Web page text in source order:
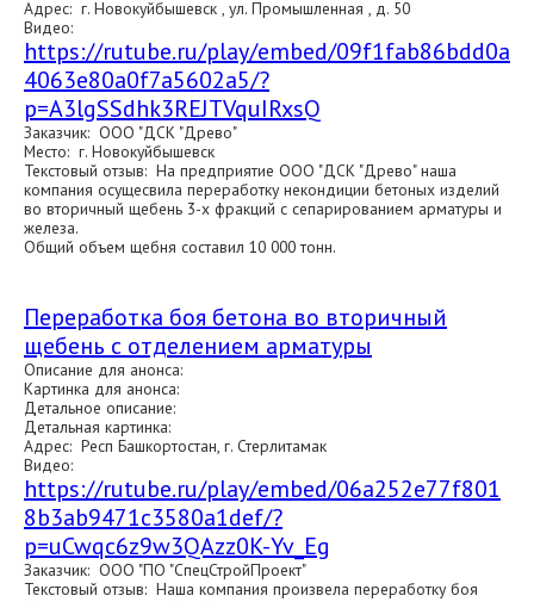
Адрес: г. Новокуйбышевск , ул. Промышленная , д. 50
Видео:
https://rutube.ru/play/embed/09f1fab86bdd0a
4063e80a0f7a5602a5/?
p=A3lgSSdhk3REJTVquIRxsQ
Заказчик: ООО "ДСК "Древо"
Место: г. Новокуйбышевск
Текстовый отзыв: На предприятие ООО "ДСК "Древо" наша
компания осущесвила переработку некондиции бетоных изделий
во вторичный щебень 3-х фракций с сепарированием арматуры и
железа.
Общий объем щебня составил 10 000 тонн.
Переработка боя бетона во вторичный
щебень с отделением арматуры
Описание для анонса:
Картинка для анонса:
Детальное описание:
Детальная картинка:
Адрес: Респ Башкортостан, г. Стерлитамак
Видео:
https://rutube.ru/play/embed/06a252e77f801
8b3ab9471c3580a1def/?
p=uCwqc6z9w3QAzz0K-Yv_Eg
Заказчик: ООО "ПО "СпецСтройПроект"
Текстовый отзыв: Наша компания произвела переработку боя